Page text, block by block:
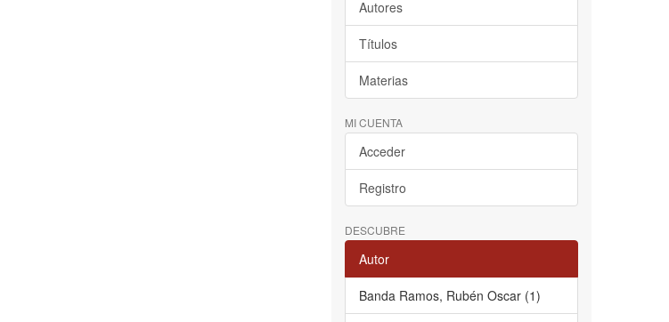
Autores
Títulos
Materias
MI CUENTA
Acceder
Registro
DESCUBRE
Autor
Banda Ramos, Rubén Oscar (1)